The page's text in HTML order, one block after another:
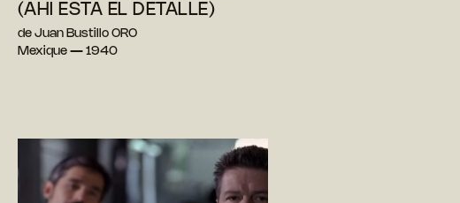
(AHI ESTA EL DETALLE)
de Juan Bustillo ORO
Mexique — 1940